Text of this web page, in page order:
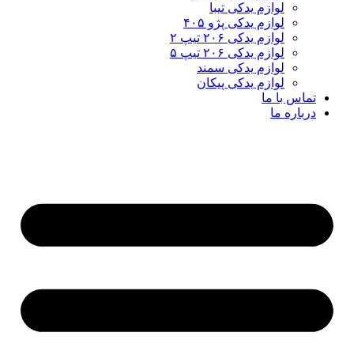
لوازم یدکی تیبا
لوازم یدکی پژو ۴۰۵
لوازم یدکی ۲۰۶ تیپ ۲
لوازم یدکی ۲۰۶ تیپ ۵
لوازم یدکی سمند
لوازم یدکی پیکان
تماس با ما
درباره ما